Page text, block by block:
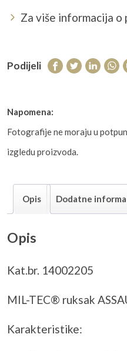
Za više informacija
Podijeli
Napomena:
Fotografije ne moraju u
izgledu proizvoda.
Opis Dodatne
Opis
Kat.br. 14002205
MIL-TEC® ruksak
Karakteristike: